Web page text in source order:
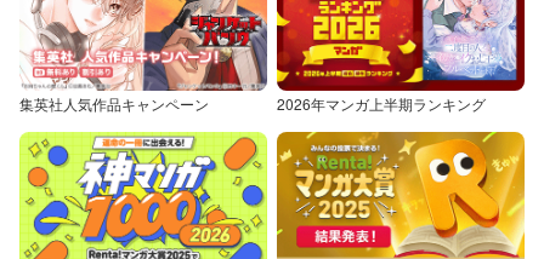
集英社人気作品キャンペーン 2026年マンガ上半期ランキング